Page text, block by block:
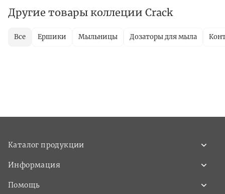
Другие товары коллеции Crack
Все Ершики Мыльницы Дозаторы для мыла
Каталог продукции
Информация
Помощь